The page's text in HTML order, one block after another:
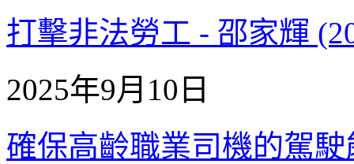
打擊非法勞工 - 邵家輝
2025年9月10日
確保高齡職業司機的駕